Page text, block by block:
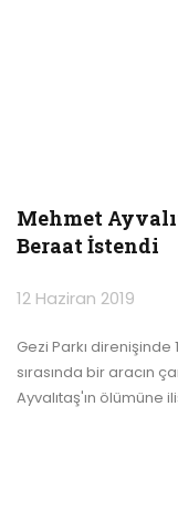
Mehmet
Beraat İstendi
12 Haziran 2019
Gezi Parkı
sırasında bir aracın
Ayvalıtaş'ın ölümüne